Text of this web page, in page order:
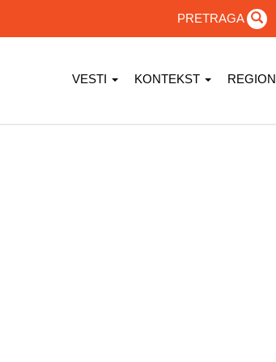
PRETRAGA
VESTI KONTEKST REGION